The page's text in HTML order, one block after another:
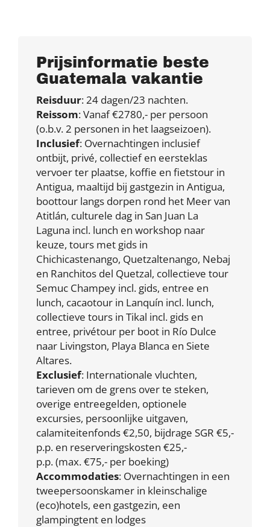
Prijsinformatie beste
Guatemala vakantie
Reisduur: 24 dagen/23 nachten.
Reissom: Vanaf €2780,- per persoon
(o.b.v. 2 personen in het laagseizoen).
Inclusief: Overnachtingen inclusief
ontbijt, privé, collectief en eersteklas
vervoer ter plaatse, koffie en fietstour in
Antigua, maaltijd bij gastgezin in Antigua,
boottour langs dorpen rond het Meer van
Atitlán, culturele dag in San Juan La
Laguna incl. lunch en workshop naar
keuze, tours met gids in
Chichicastenango, Quetzaltenango, Nebaj
en Ranchitos del Quetzal, collectieve tour
Semuc Champey incl. gids, entree en
lunch, cacaotour in Lanquín incl. lunch,
collectieve tours in Tikal incl. gids en
entree, privétour per boot in Río Dulce
naar Livingston, Playa Blanca en Siete
Altares.
Exclusief: Internationale vluchten,
tarieven om de grens over te steken,
overige entreegelden, optionele
excursies, persoonlijke uitgaven,
calamiteitenfonds €2,50, bijdrage SGR €5,-
p.p. en reserveringskosten €25,-
p.p. (max. €75,- per boeking)
Accommodaties: Overnachtingen in een
tweepersoonskamer in kleinschalige
(eco)hotels, een gastgezin, een
glampingtent en lodges